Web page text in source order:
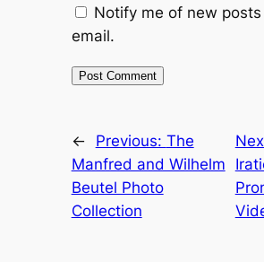
Notify me of new
email.
← Previous: The
Manfred and Wilhelm
Beutel Photo
Collection